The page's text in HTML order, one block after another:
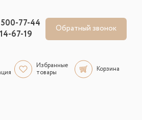
77-44
67-19 Обратный звонок
Избранные
товары
Корзина